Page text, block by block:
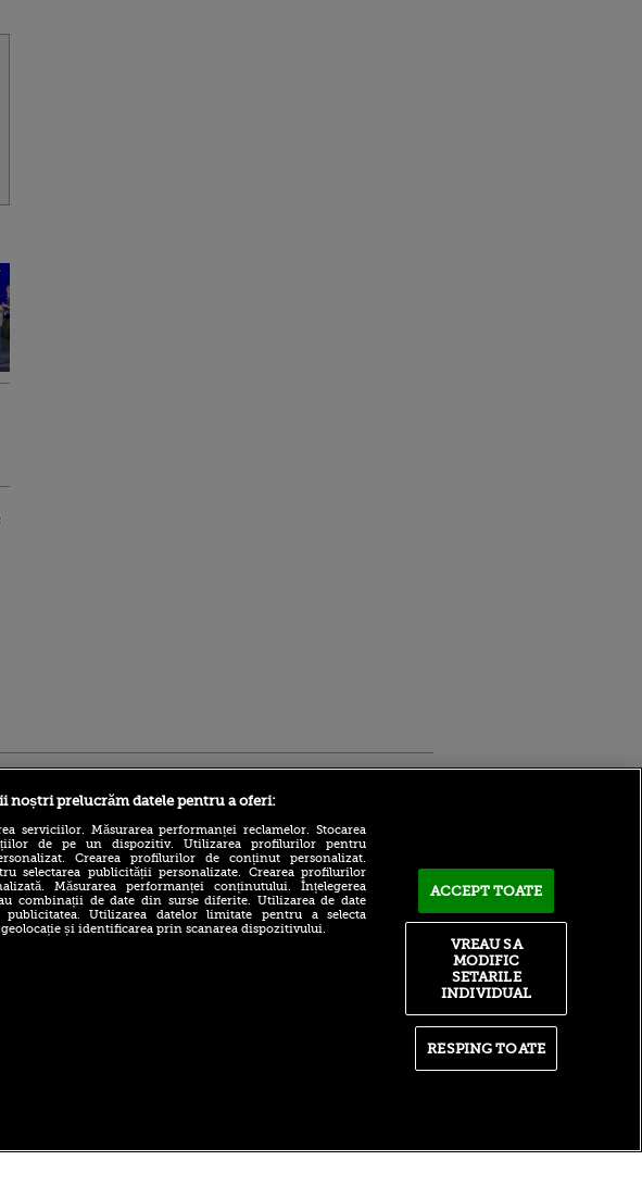
Atmosferă din altă lume la
City pentru 50.000.000€ și a
noștri prelucrăm datele pentru a oferi:
serviciilor. Măsurarea performanței reclamelor. Stocarea
de pe un dispozitiv. Utilizarea profilurilor pentru
Crearea profilurilor de conținut personalizat.
selectarea publicității personalizate. Crearea profilurilor
Măsurarea performanței conținutului. Înțelegerea
combinații de date din surse diferite. Utilizarea de date
Utilizarea datelor limitate pentru a selecta
și identificarea prin scanarea dispozitivului.
ACCEPT TOATE
RESPING TOATE
VREAU SA
MODIFIC
SETARILE
INDIVIDUAL